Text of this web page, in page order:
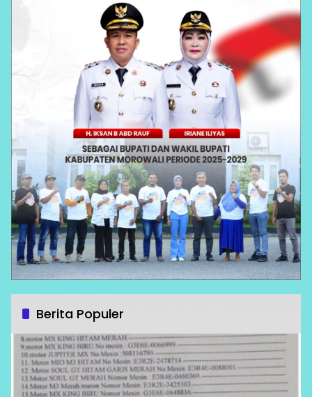
Berita Populer